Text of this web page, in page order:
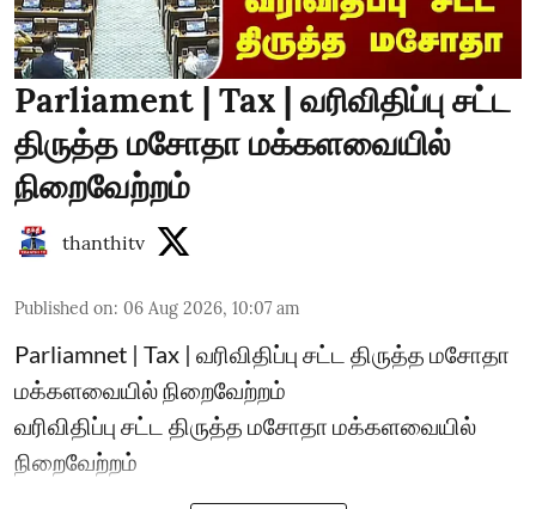
Parliament | Tax | வரிவிதிப்பு சட்ட
திருத்த மசோதா மக்களவையில்
நிறைவேற்றம்
thanthitv
Published on: 06 Aug 2026, 10:07 am
Parliamnet | Tax | வரிவிதிப்பு சட்ட திருத்த மசோதா
மக்களவையில் நிறைவேற்றம்
வரிவிதிப்பு சட்ட திருத்த மசோதா மக்களவையில்
நிறைவேற்றம்